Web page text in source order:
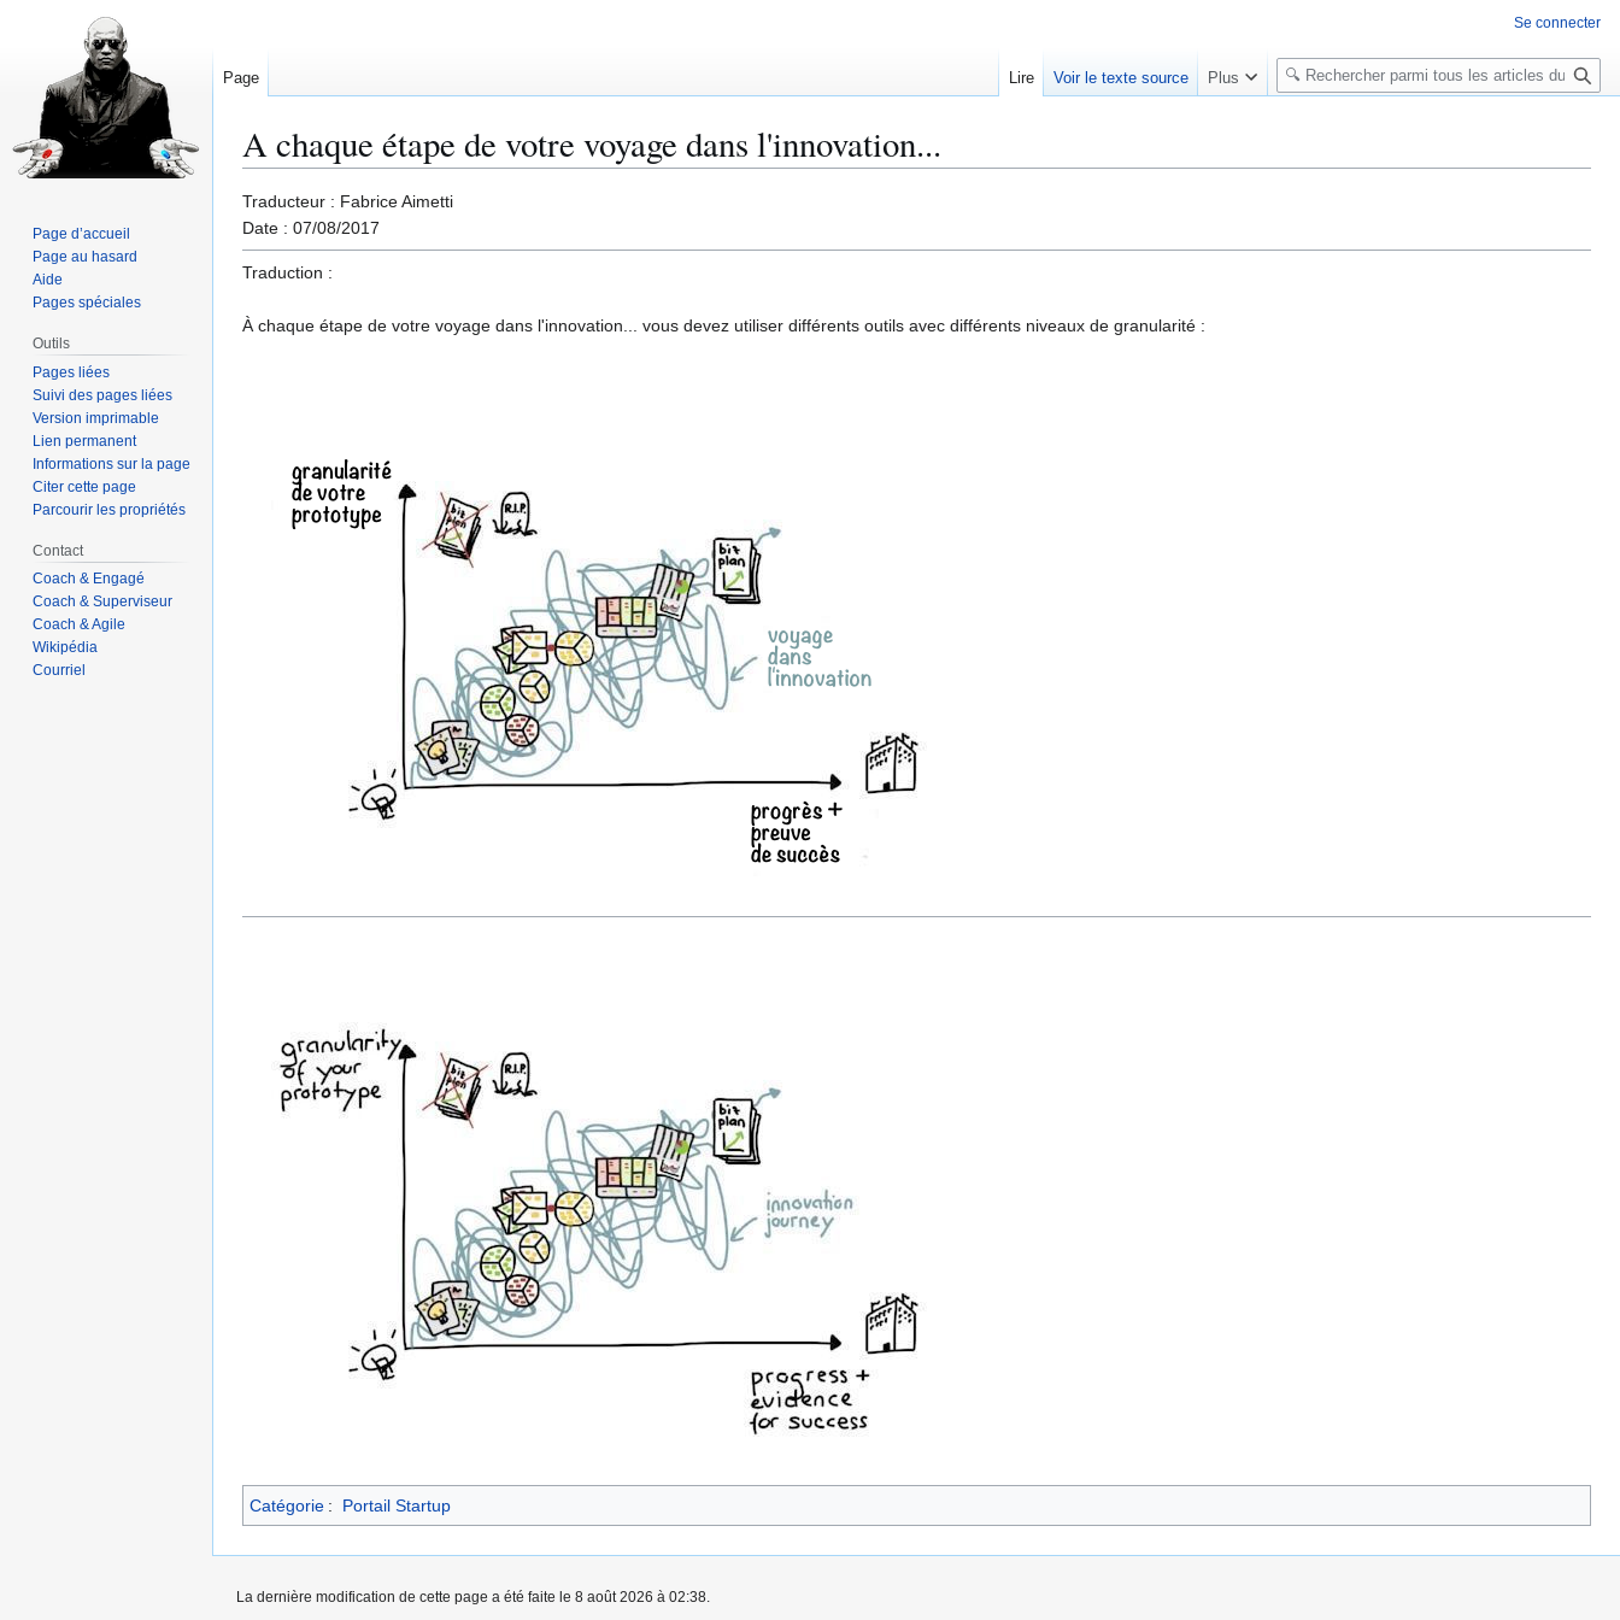
A chaque étape de votre voyage dans l'innovation...
Aller
à
la
navigation
Aller
à
la
recherche
Traducteur : Fabrice Aimetti
Date : 07/08/2017
Traduction :
À chaque étape de votre voyage dans l'innovation... vous devez utiliser différents outils avec différents niveaux de granularité :
Catégorie : Portail Startup
Se connecter
Page Lire Voir le texte source Plus
R
e
e
Page d’accueil
Page au hasard
Aide
Pages spéciales
Outils
Pages liées
Suivi des pages liées
Version imprimable
Lien permanent
Informations sur la page
Citer cette page
Parcourir les propriétés
Contact
Coach & Engagé
Coach & Superviseur
Coach & Agile
Wikipédia
Courriel
La dernière modification de cette page a été faite le 8 août 2026 à 02:38.